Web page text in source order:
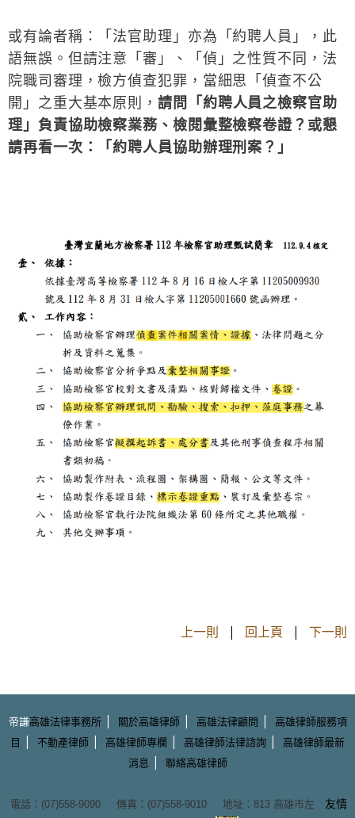
或有論者稱：「法官助理」亦為「約聘人員」，此
語無誤。但請注意「審」、「偵」之性質不同，法
院職司審理，檢方偵查犯罪，當細思「偵查不公
開」之重大基本原則， 請問「約聘人員之檢察官助
理」負責協助檢察業務、檢閱彙整檢察卷證？或懇
請再看一次：「約聘人員協助辦理刑案？」
上一則 | 回上頁 | 下一則
帝謙高雄法律事務所| 關於高雄律師| 高雄法律顧問 |
高雄律師服務項
目
| 不動產律師 | 高雄律師專欄 | 高雄律師法律諮詢 |
高雄律師最新
消息 | 聯絡高雄律師
電話：(07)558-9090 傳真：(07)558-9010 地址： 813 高雄市左 友情